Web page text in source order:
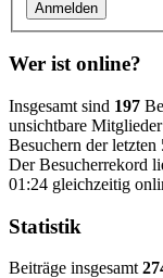
Wer ist online?
Insgesamt sind 197
unsichtbare
Besuchern der
Der Besucherrekord
01:24 gleichzeitig
Statistik
Beiträge insgesamt